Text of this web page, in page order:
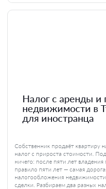
Налог с аренды и
недвижимости в
для иностранца
Собственник продаёт квартиру
налог с прироста стоимости.
ничего: после пяти лет
правило пяти лет — самая
налогообложения
сделки. Разбираем два разных